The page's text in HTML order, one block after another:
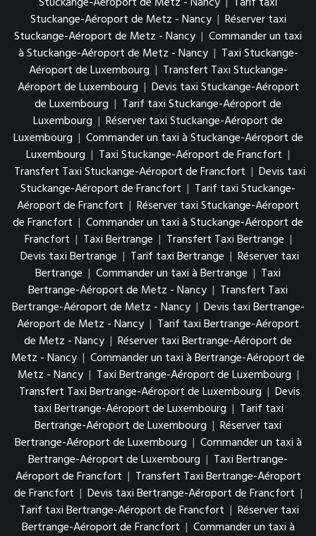
Stuckange-Aéroport de Metz - Nancy | Réserver taxi
Stuckange-Aéroport de Metz - Nancy | Commander un taxi
à Stuckange-Aéroport de Metz - Nancy | Taxi Stuckange-
Aéroport de Luxembourg | Transfert Taxi Stuckange-
Aéroport de Luxembourg | Devis taxi Stuckange-Aéroport
de Luxembourg | Tarif taxi Stuckange-Aéroport de
Luxembourg | Réserver taxi Stuckange-Aéroport de
Luxembourg | Commander un taxi à Stuckange-Aéroport de
Luxembourg | Taxi Stuckange-Aéroport de Francfort |
Transfert Taxi Stuckange-Aéroport de Francfort | Devis taxi
Stuckange-Aéroport de Francfort | Tarif taxi Stuckange-
Aéroport de Francfort | Réserver taxi Stuckange-Aéroport
de Francfort | Commander un taxi à Stuckange-Aéroport de
Francfort | Taxi Bertrange | Transfert Taxi Bertrange |
Devis taxi Bertrange | Tarif taxi Bertrange | Réserver taxi
Bertrange | Commander un taxi à Bertrange | Taxi
Bertrange-Aéroport de Metz - Nancy | Transfert Taxi
Bertrange-Aéroport de Metz - Nancy | Devis taxi Bertrange-
Aéroport de Metz - Nancy | Tarif taxi Bertrange-Aéroport
de Metz - Nancy | Réserver taxi Bertrange-Aéroport de
Metz - Nancy | Commander un taxi à Bertrange-Aéroport de
Metz - Nancy | Taxi Bertrange-Aéroport de Luxembourg |
Transfert Taxi Bertrange-Aéroport de Luxembourg | Devis
taxi Bertrange-Aéroport de Luxembourg | Tarif taxi
Bertrange-Aéroport de Luxembourg | Réserver taxi
Bertrange-Aéroport de Luxembourg | Commander un taxi à
Bertrange-Aéroport de Luxembourg | Taxi Bertrange-
Aéroport de Francfort | Transfert Taxi Bertrange-Aéroport
de Francfort | Devis taxi Bertrange-Aéroport de Francfort |
Tarif taxi Bertrange-Aéroport de Francfort | Réserver taxi
Bertrange-Aéroport de Francfort | Commander un taxi à